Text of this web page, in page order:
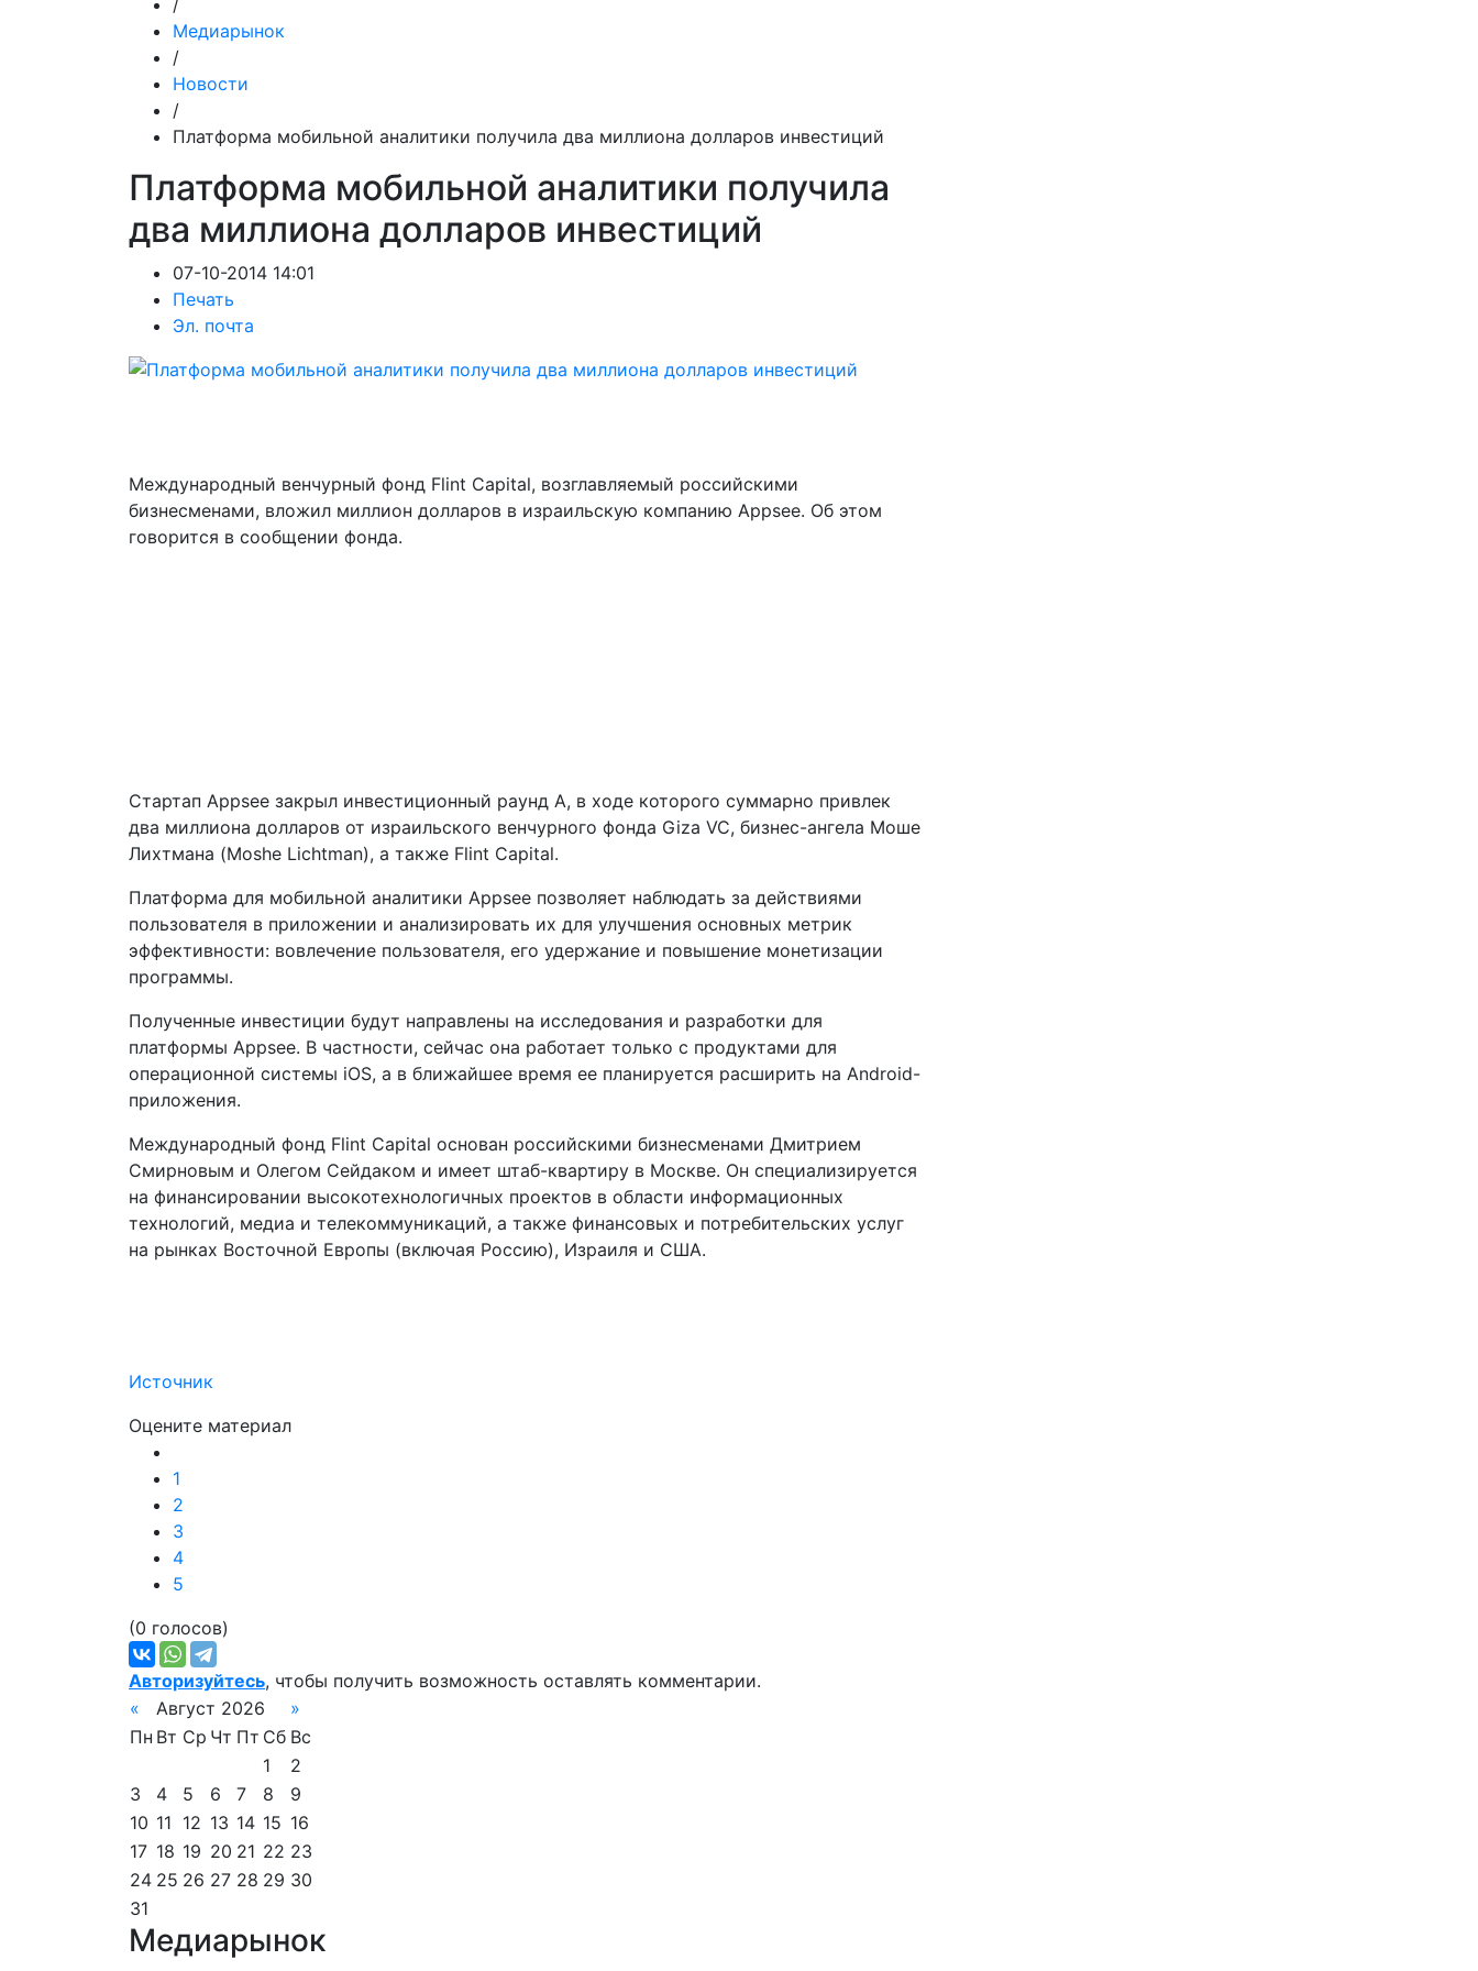
/
Медиарынок
/
Новости
/
Платформа мобильной аналитики получила два миллиона долларов инвестиций
Платформа мобильной аналитики получила
два миллиона долларов инвестиций
07-10-2014 14:01
Печать
Эл. почта
Международный венчурный фонд Flint Capital, возглавляемый российскими
бизнесменами, вложил миллион долларов в израильскую компанию Appsee. Об этом
говорится в сообщении фонда.
Стартап Appsee закрыл инвестиционный раунд А, в ходе которого суммарно привлек
два миллиона долларов от израильского венчурного фонда Giza VC, бизнес-ангела Моше
Лихтмана (Moshe Lichtman), а также Flint Capital.
Платформа для мобильной аналитики Appsee позволяет наблюдать за действиями
пользователя в приложении и анализировать их для улучшения основных метрик
эффективности: вовлечение пользователя, его удержание и повышение монетизации
программы.
Полученные инвестиции будут направлены на исследования и разработки для
платформы Appsee. В частности, сейчас она работает только с продуктами для
операционной системы iOS, а в ближайшее время ее планируется расширить на Android-
приложения.
Международный фонд Flint Capital основан российскими бизнесменами Дмитрием
Смирновым и Олегом Сейдаком и имеет штаб-квартиру в Москве. Он специализируется
на финансировании высокотехнологичных проектов в области информационных
технологий, медиа и телекоммуникаций, а также финансовых и потребительских услуг
на рынках Восточной Европы (включая Россию), Израиля и США.
Источник
Оцените материал
1
2
3
4
5
(0 голосов)
Авторизуйтесь, чтобы получить возможность оставлять комментарии.
«
Август 2026
»
Пн Вт Ср Чт Пт Сб Вс
1
2
3
4 5 6 7 8
9
10 11 12 13 14 15 16
17 18 19 20 21 22 23
24 25 26 27 28 29 30
31
Медиарынок